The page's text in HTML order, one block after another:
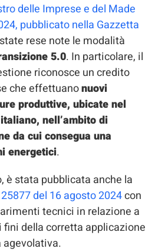
delle Imprese e del Made
pubblicato nella Gazzetta
rese note le modalità
5.0. In particolare, il
riconosce un credito
che effettuanonuovi
produttive, ubicate nel
nell’ambito di
da cui consegua una
energetici.
è stata pubblicata anche la
del 16 agosto 2024con
tecnici in relazione a
della corretta applicazione